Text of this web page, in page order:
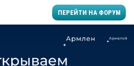
ПЕРЕЙТИ НА ФОРУМ
производство SPC